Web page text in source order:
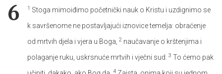
6 1 Stoga mimoiđimo početnički nauk o Kristu i uzdignimo se
k savršenome ne postavljajući iznovice temelja: obraćenje
od mrtvih djela i vjera u Boga, 2 naučavanje o krštenjima i
polaganje ruku, uskrsnuće mrtvih i vječni sud. 3 To ćemo pak
4